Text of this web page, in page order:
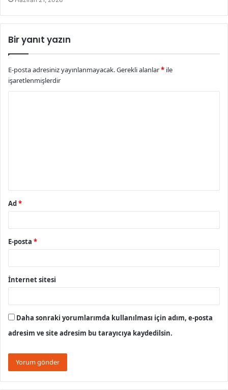
Bir yanıt yazın
E-posta adresiniz yayınlanmayacak.Gerekli alanlar* ile
işaretlenmişlerdir
Ad*
E-posta *
İnternet sitesi
Daha sonraki yorumlarımda kullanılması için adım, e-posta
adresim ve site adresim bu tarayıcıya kaydedilsin.